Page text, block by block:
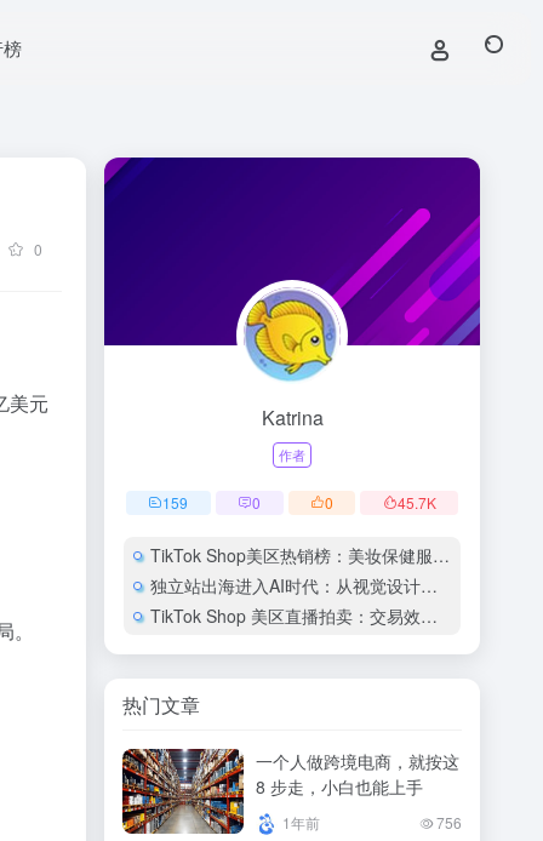
0
美元
Katrina
作者
159 0 0 45.7K
TikTok Shop美区热销榜：美妆保健服饰占67%销售额
独立站出海进入AI时代：从视觉设计到网站上线的实践路径
TikTok Shop 美区直播拍卖：交易效率是普通直播的4倍
热门文章
一个人做跨境电商，就按这
8 步走，小白也能上手
1年前 756